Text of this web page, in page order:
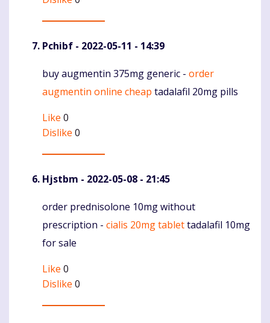
Pchibf - 2022-05-11 - 14:39
Komentaras
buy augmentin 375mg generic - order
augmentin online cheap tadalafil 20mg pills
Like 0
Dislike 0
Hjstbm - 2022-05-08 - 21:45
Komentaras
order prednisolone 10mg without
prescription - cialis 20mg tablettadalafil 10mg
for sale
Like 0
Dislike 0